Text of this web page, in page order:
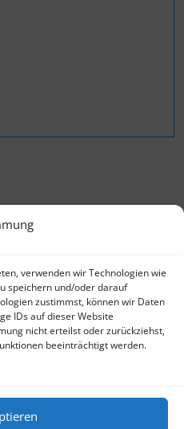
verwenden wir Technologien wie
speichern und/oder darauf
zustimmst, können wir Daten
IDs auf dieser Website
nicht erteilst oder zurückziehst,
beeinträchtigt werden.